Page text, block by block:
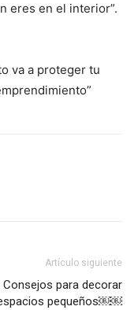
eres en el interior”.
va a proteger tu
Artículo siguiente
Consejos para decorar
pequeños￼￼